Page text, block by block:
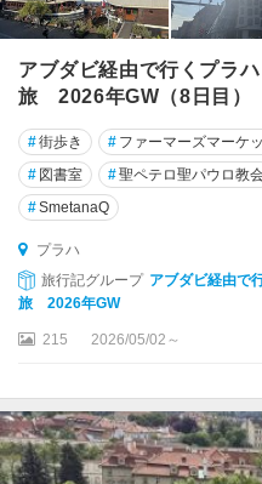
ム
ニ
ェ
ジ
シ
ュ
タ
ー
ボ
ル
チ
ス
ケ
ー
・
アブダビ経由で行くプラ
旅 2026年GW（8日目）
#街歩き # ファーマーズマーケ
# 図書室 #聖ペテロ聖パウロ教
#SmetanaQ
プラハ
旅行記グループ アブダビ経由で
旅 2026年GW
215 2026/05/02～